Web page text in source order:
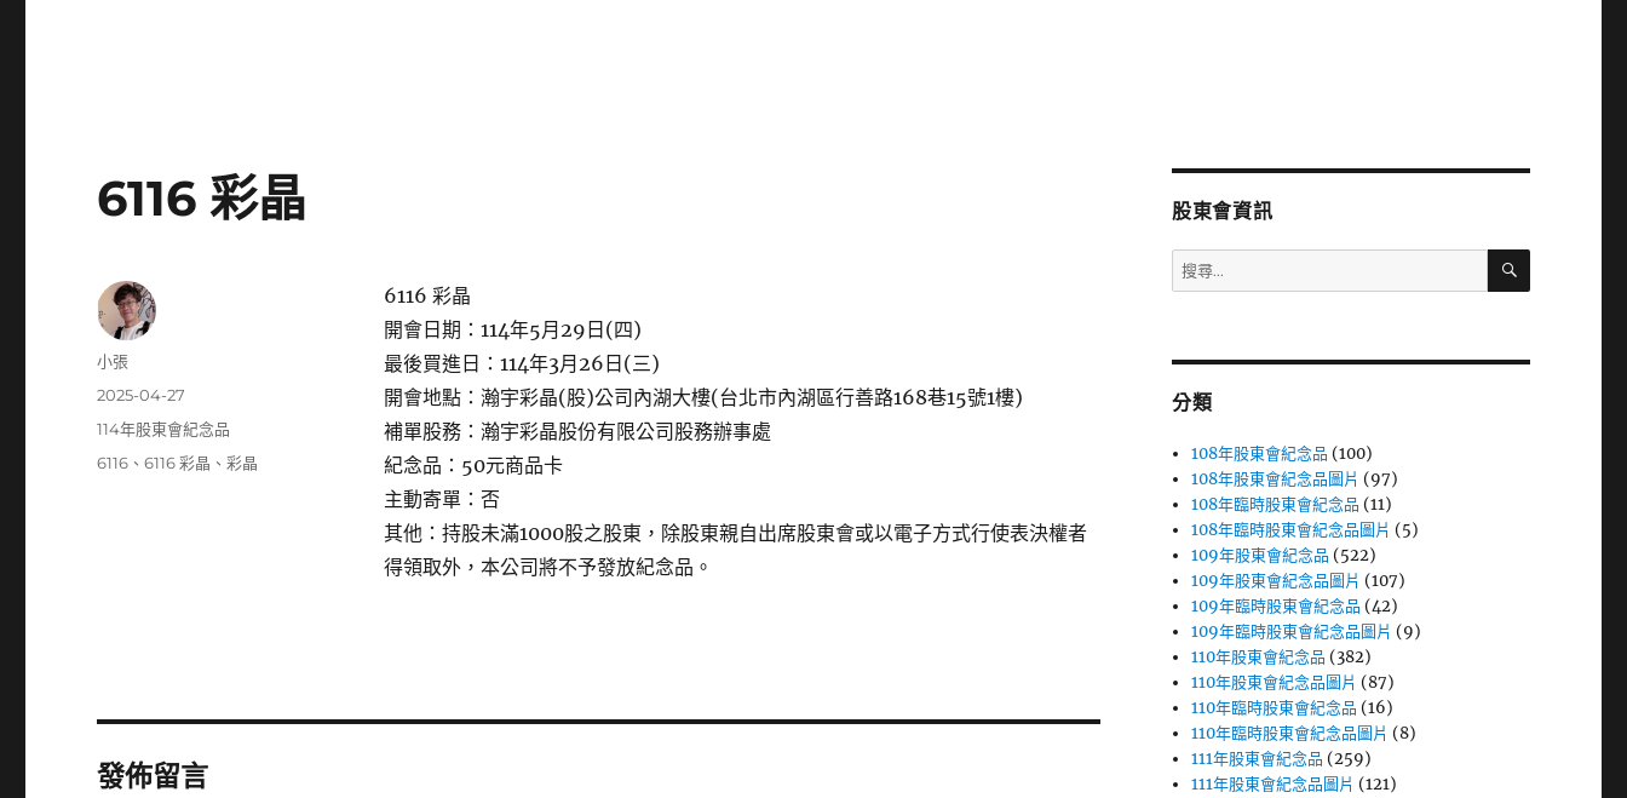
6116 彩晶
6116 彩晶
開會日期：114年5月29日(四)
最後買進日：114年3月26日(三)
開會地點：瀚宇彩晶(股)公司內湖大樓(台北市內湖區行善路168巷15號1樓)
補單股務：瀚宇彩晶股份有限公司股務辦事處
紀念品：50元商品卡
主動寄單：否
其他：持股未滿1000股之股東，除股東親自出席股東會或以電子方式行使表決權者
得領取外，本公司將不予發放紀念品。
作
小張
發
期:
2025-04-27
分
114年股東會紀念品
標
6116 、6116 彩晶 、彩晶
發佈留言
股東會資訊
搜
尋
字:
搜
分類
108年股東會紀念品 (100)
108年股東會紀念品圖片 (97)
108年臨時股東會紀念品 (11)
108年臨時股東會紀念品圖片 (5)
109年股東會紀念品 (522)
109年股東會紀念品圖片 (107)
109年臨時股東會紀念品 (42)
109年臨時股東會紀念品圖片 (9)
110年股東會紀念品 (382)
110年股東會紀念品圖片 (87)
110年臨時股東會紀念品 (16)
110年臨時股東會紀念品圖片 (8)
111年股東會紀念品 (259)
111年股東會紀念品圖片 (121)